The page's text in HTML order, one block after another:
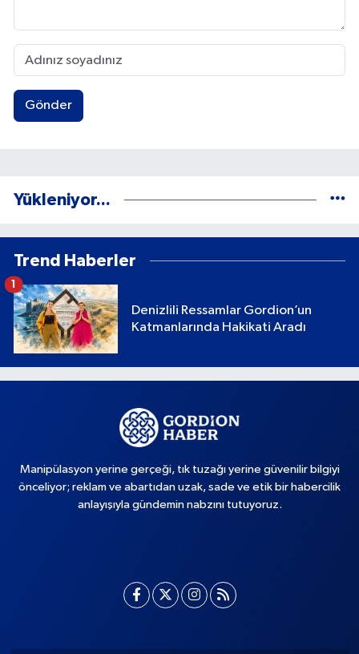
Gönder
Yükleniyor...
Trend Haberler
Denizlili Ressamlar Gordion’un
Katmanlarında Hakikati Aradı
1
Manipülasyon yerine gerçeği, tık tuzağı yerine güvenilir bilgiyi
önceliyor; reklam ve abartıdan uzak, sade ve etik bir habercilik
anlayışıyla gündemin nabzını tutuyoruz.